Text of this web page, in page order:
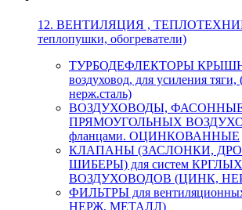
12. ВЕНТИЛЯЦИЯ ,
теплопушки, обогреватели)
ТУРБОДЕФЛЕКТОРЫ
воздуховод, для усиления
нерж.сталь)
ВОЗДУХОВОДЫ,
ПРЯМОУГОЛЬНЫХ
фланцами. ОЦИНКОВАННЫЕ
КЛАПАНЫ (ЗАСЛОНКИ,
ШИБЕРЫ) для систем КРГЛЫХ
ВОЗДУХОВОДОВ (ЦИНК,
ФИЛЬТРЫ для
НЕРЖ, МЕТАЛЛ)